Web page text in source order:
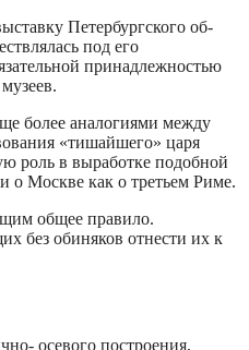
Петербургского об­
под его
принадлежностью
более аналогиями между
«тишайшего» царя
роль в выработке подобной
о Москве как о третьем Риме.
общее правило.
без обиняков отнести их к
осевого построения,